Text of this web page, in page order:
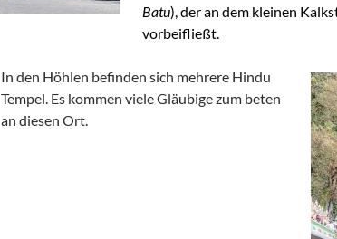
Batu), der an dem kleinen
vorbeifließt.
In den Höhlen befinden sich mehrere Hindu
Tempel. Es kommen viele Gläubige zum beten
an diesen Ort.